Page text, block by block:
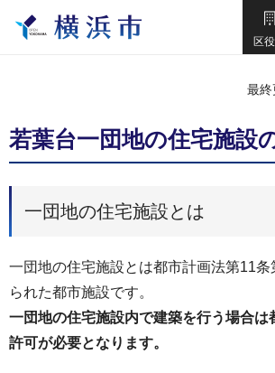
区
最終
若葉台一団地の住宅施設
一団地の住宅施設とは
一団地の住宅施設とは都市計画法第11条
られた都市施設です。
一団地の住宅施設内で建築を行う場合は
許可が必要となります。